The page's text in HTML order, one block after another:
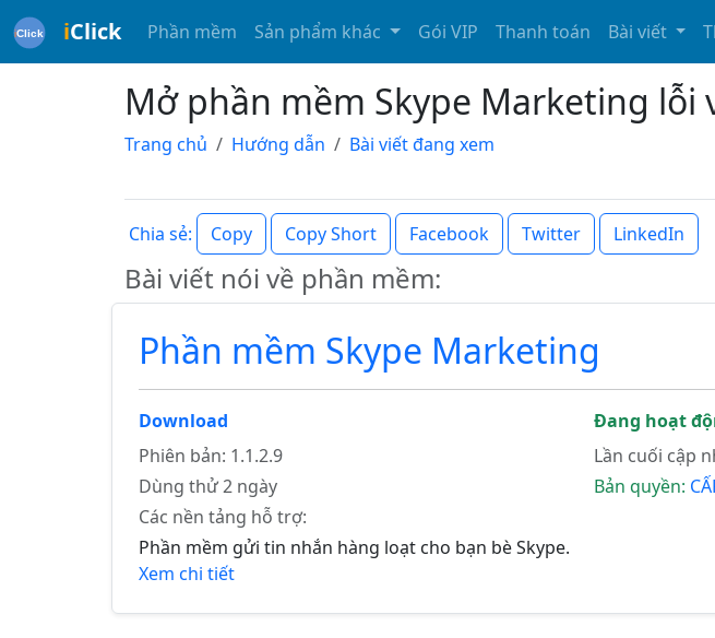
iClick Phần mềm Sản phẩm khác Gói VIP Thanh toán Bài viết
Mở phần mềm Skype Marketing lỗi
Trang chủ Hướng dẫn Bài viết đang xem
Chia sẻ: Copy Copy Short Facebook Twitter LinkedIn
Bài viết nói về phần mềm:
Phần mềm Skype Marketing
Download
Đang hoạt
Phiên bản: 1.1.2.9
Lần cuối cập
Dùng thử 2 ngày
Bản quyền:
Các nền tảng hỗ trợ:
Phần mềm gửi tin nhắn hàng loạt cho bạn bè Skype.
Xem chi tiết